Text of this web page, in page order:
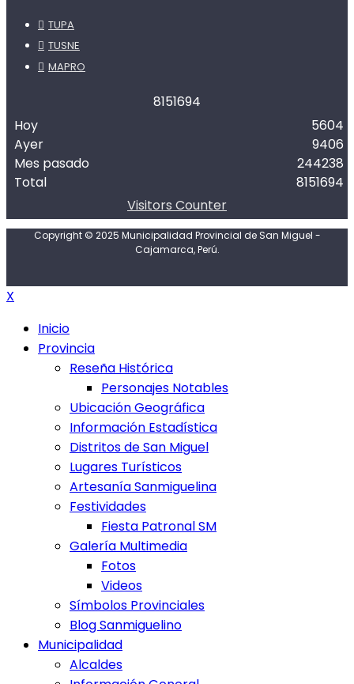
TUPA
TUSNE
MAPRO
8151694
Hoy
Ayer
Mes pasado
Total
5604
9406
244238
8151694
Visitors Counter
Copyright © 2025 Municipalidad Provincial de San Miguel -
Cajamarca, Perú.
X
Inicio
Provincia
Reseña Histórica
Personajes Notables
Ubicación Geográfica
Información Estadística
Distritos de San Miguel
Lugares Turísticos
Artesanía Sanmiguelina
Festividades
Fiesta Patronal SM
Galería Multimedia
Fotos
Videos
Símbolos Provinciales
Blog Sanmiguelino
Municipalidad
Alcaldes